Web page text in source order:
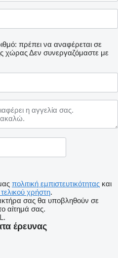
πρέπει να αναφέρεται σε
χώραςΔεν συνεργαζόμαστε με
πολιτική εμπιστευτικότητας και
χρήστη.
σας θα υποβληθούν σε
αίτημά σας.
έρευνας